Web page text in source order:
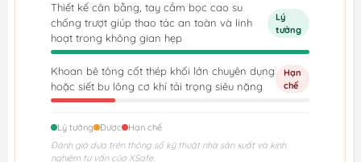
Thiết kế cân bằng, tay cầm bọc cao su
chống trượt giúp thao tác an toàn và linh
hoạt trong không gian hẹp
Lý
tưởng
Khoan bê tông cốt thép khối lớn chuyên dụng
hoặc siết bu lông cơ khí tải trọng siêu nặng
Hạn
chế
Lý tưởng Được
Hạn chế
Đánh giá dựa trên thông số kỹ thuật nhà sản xuất và kinh
nghiệm tư vấn của XSafe.